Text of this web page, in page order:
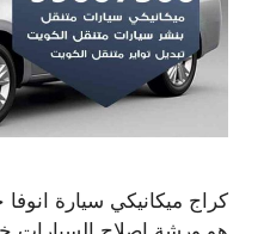
كراج ميكانيكي سيارة